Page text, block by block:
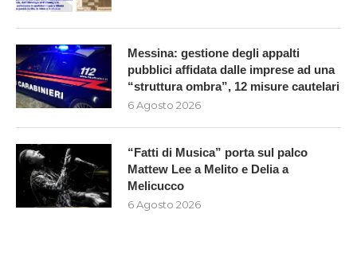
Messina: gestione degli appalti
pubblici affidata dalle imprese ad una
“struttura ombra”, 12 misure cautelari
6 Agosto 2026
“Fatti di Musica” porta sul palco
Mattew Lee a Melito e Delia a
Melicucco
6 Agosto 2026